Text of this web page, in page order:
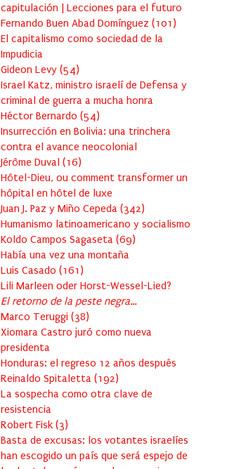
capitulación | Lecciones para el futuro
Fernando Buen Abad Domínguez (101 )
El capitalismo como sociedad de la
Impudicia
Gideon Levy (54)
Israel Katz, ministro israelí de Defensa y
criminal de guerra a mucha honra
Héctor Bernardo (54)
Insurrección en Bolivia: una trinchera
contra el avance neocolonial
Jérôme Duval (16)
Hôtel-Dieu, ou comment transformer un
hôpital en hôtel de luxe
Juan J. Paz y Miño Cepeda (342)
Humanismo latinoamericano y socialismo
Koldo Campos Sagaseta (69)
Había una vez una montaña
Luis Casado (161 )
Lili Marleen oder Horst-Wessel-Lied?
El retorno de la peste negra…
Marco Teruggi (38)
Xiomara Castro juró como nueva
presidenta
Honduras: el regreso 12 años después
Reinaldo Spitaletta (192)
La sospecha como otra clave de
resistencia
Robert Fisk (3)
Basta de excusas: los votantes israelíes
han escogido un país que será espejo de